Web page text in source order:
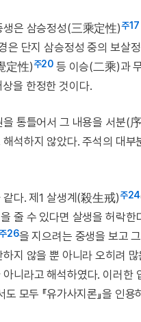
생은 삼승정성(三乘定性)주17
은 단지 삼승정성 중의 보살
定性)주20 등 이승(二乘)과
을 한정한 것이다.
을 통틀어서 그 내용을 서분(
석하지 않았다. 주석의 대
같다. 제1 살생계(殺生戒)주24
줄 수 있다면 살생을 허락
26을 지으려는 중생을 보고
지 않을 뿐 아니라 오히려
니라고 해석하였다. 이러한
모두 『유가사지론』을 인